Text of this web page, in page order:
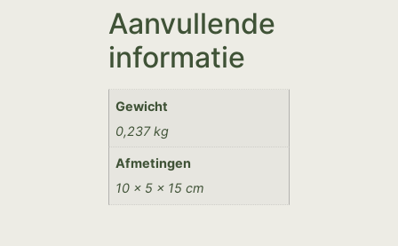
Aanvullende
informatie
Gewicht
0,237 kg
Afmetingen
10 × 5 × 15 cm